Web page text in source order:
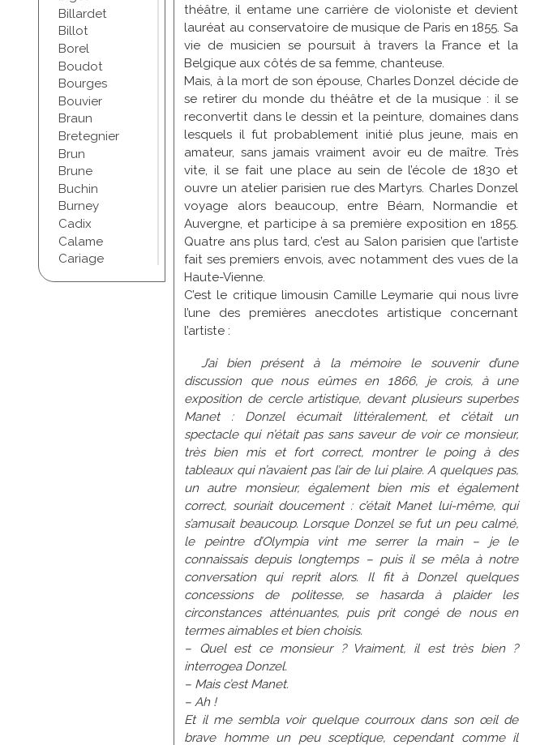
Billardet
Billot
Borel
Boudot
Bourges
Bouvier
Braun
Bretegnier
Brun
Brune
Buchin
Burney
Cadix
Calame
Cariage
théâtre, il entame une carrière de violoniste et devient
lauréat au conservatoire de musique de Paris en 1855. Sa
vie de musicien se poursuit à travers la France et la
Belgique aux côtés de sa femme, chanteuse.
Mais, à la mort de son épouse, Charles Donzel décide de
se retirer du monde du théâtre et de la musique : il se
reconvertit dans le dessin et la peinture, domaines dans
lesquels il fut probablement initié plus jeune, mais en
amateur, sans jamais vraiment avoir eu de maître. Très
vite, il se fait une place au sein de l’école de 1830 et
ouvre un atelier parisien rue des Martyrs. Charles Donzel
voyage alors beaucoup, entre Béarn, Normandie et
Auvergne, et participe à sa première exposition en 1855.
Quatre ans plus tard, c’est au Salon parisien que l’artiste
fait ses premiers envois, avec notamment des vues de la
Haute-Vienne.
C’est le critique limousin Camille Leymarie qui nous livre
l’une des premières anecdotes artistique concernant
l’artiste :
J’ai bien présent à la mémoire le souvenir d’une
discussion que nous eûmes en 1866, je crois, à une
exposition de cercle artistique, devant plusieurs superbes
Manet : Donzel écumait littéralement, et c’était un
spectacle qui n’était pas sans saveur de voir ce monsieur,
très bien mis et fort correct, montrer le poing à des
tableaux qui n’avaient pas l’air de lui plaire. A quelques pas,
un autre monsieur, également bien mis et également
correct, souriait doucement : c’était Manet lui-même, qui
s’amusait beaucoup. Lorsque Donzel se fut un peu calmé,
le peintre d’Olympia vint me serrer la main – je le
connaissais depuis longtemps – puis il se mêla à notre
conversation qui reprit alors. Il fit à Donzel quelques
concessions de politesse, se hasarda à plaider les
circonstances atténuantes, puis prit congé de nous en
termes aimables et bien choisis.
– Quel est ce monsieur ? Vraiment, il est très bien ?
interrogea Donzel.
– Mais c’est Manet.
– Ah !
Et il me sembla voir quelque courroux dans son œil de
brave homme un peu sceptique, cependant comme il